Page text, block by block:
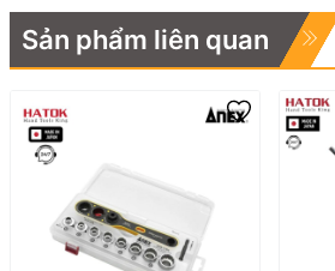
Sản phẩm liên quan